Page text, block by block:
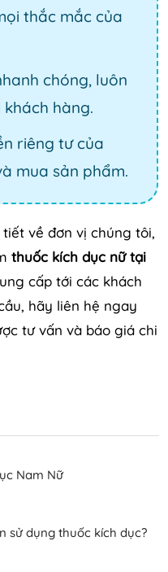
thắc mắc của
chóng, luôn
hàng.
riêng tư của
mua sản phẩm.
về đơn vị chúng tôi,
thuốc kích dục nữ tại
cấp tới các khách
hãy liên hệ ngay
tư vấn và báo giá chi
Nam Nữ
sử dụng thuốc kích dục?